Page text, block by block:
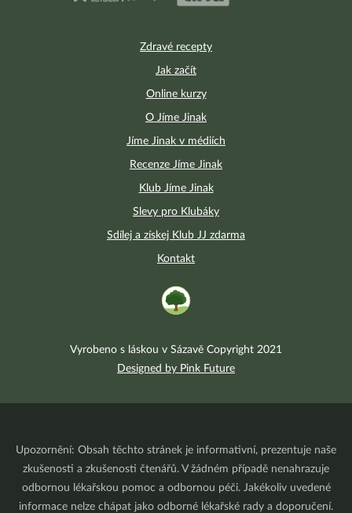
Zdravé recepty
Jak začít
Online kurzy
O Jíme Jinak
Jíme Jinak v médiích
Recenze Jíme Jinak
Klub Jíme Jinak
Slevy pro Klubáky
Sdílej a získej Klub JJ zdarma
Kontakt
Vyrobeno s láskou v Sázavě Copyright 2021
Designed by Pink Future
Upozornění: Obsah těchto stránek je informativní, prezentuje naše
zkušenosti a zkušenosti čtenářů. V žádném případě nenahrazuje
odbornou lékařskou pomoc a odbornou péči. Jakékoliv uvedené
informace nelze chápat jako odborné lékařské rady a doporučení.